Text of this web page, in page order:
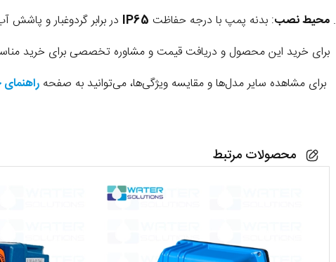
محیط نصب: بدنه پمپ با درجه حفاظت IP65 در برابر گردوغبار و
برای خرید این محصول و دریافت قیمت و مشاوره تخصصی برای خرید
برای مشاهده سایر مدل‌ها و مقایسه ویژگی‌ها، می‌توانید به صفحه
محصولات مرتبط